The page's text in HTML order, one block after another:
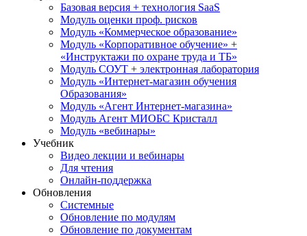
Базовая версия + технология SaaS
Модуль оценки проф. рисков
Модуль «Коммерческое образование»
Модуль «Корпоративное обучение» +
«Инструктажи по охране труда и ТБ»
Модуль СОУТ + электронная лаборатория
Модуль «Интернет-магазин обучения
Образования»
Модуль «Агент Интернет-магазина»
Модуль Агент МИОБС Кристалл
Модуль «вебинары»
Учебник
Видео лекции и вебинары
Для чтения
Онлайн-поддержка
Обновления
Системные
Обновление по модулям
Обновление по документам